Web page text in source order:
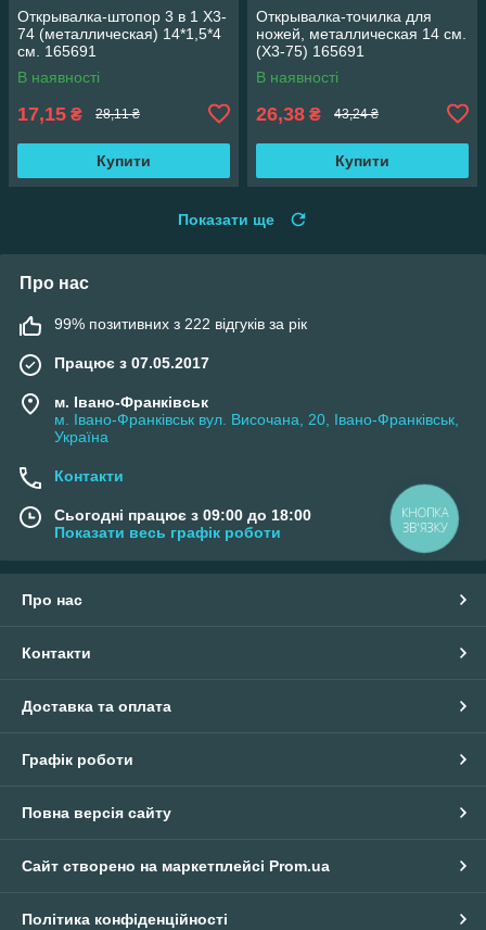
Открывалка-штопор 3 в 1 X3-
74 (металлическая) 14*1,5*4
см. 165691
В наявності
17,15 ₴ 28,11 ₴
Купити
Открывалка-точилка для
ножей, металлическая 14 см.
(X3-75) 165691
В наявності
26,38 ₴ 43,24 ₴
Купити
Показати ще
Про нас
99% позитивних з 222 відгуків за рік
Працює з 07.05.2017
м. Івано-Франківськ
м. Івано-Франківськ вул. Височана, 20, Івано-Франківськ,
Україна
Контакти
Сьогодні працює з 09:00 до 18:00
Показати весь графік роботи
Про нас
Контакти
Доставка та оплата
Графік роботи
Повна версія сайту
Сайт створено на маркетплейсі Prom.ua
Політика конфіденційності
КНОПКА
ЗВ'ЯЗКУ